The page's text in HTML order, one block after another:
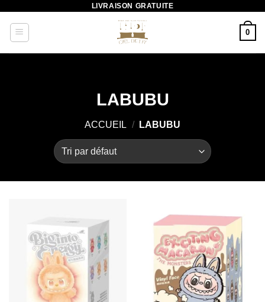
contenu
LIVRAISON GRATUITE
0
LABUBU
ACCUEIL / LABUBU